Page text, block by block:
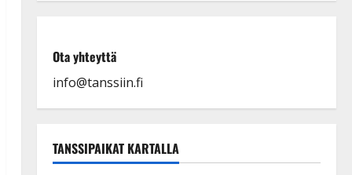
Ota yhteyttä
info@tanssiin.fi
TANSSIPAIKAT KARTALLA